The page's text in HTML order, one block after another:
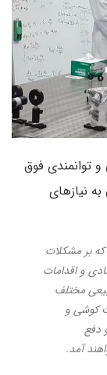
توانمندی فوق
نیازهای
که بر مشکلات
و اقدامات
مختلف
کوشی و
دفع
آمد.